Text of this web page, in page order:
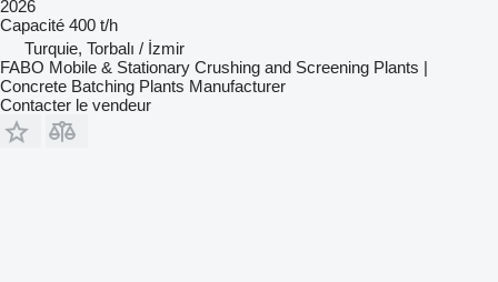
2026
Capacité 400 t/h
Turquie, Torbalı / İzmir
FABO Mobile & Stationary Crushing and Screening Plants |
Concrete Batching Plants Manufacturer
Contacter le vendeur